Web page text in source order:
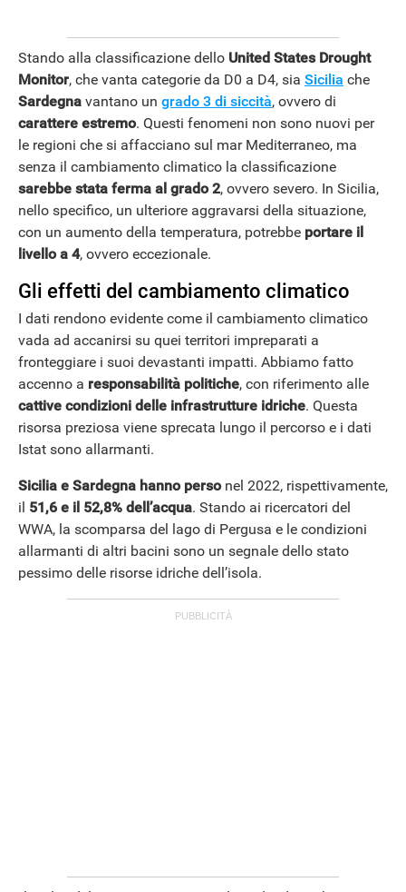
ANDROID
Stando alla classificazione dello United States Drought
Monitor, che vanta categorie da D0 a D4, sia Sicilia che
Sardegna vantano un grado 3 di siccità, ovvero di
carattere estremo. Questi fenomeni non sono nuovi per
le regioni che si affacciano sul mar Mediterraneo, ma
senza il cambiamento climatico la classificazione
sarebbe stata ferma al grado 2, ovvero severo. In Sicilia,
nello specifico, un ulteriore aggravarsi della situazione,
con un aumento della temperatura, potrebbe portare il
livello a 4, ovvero eccezionale.
Gli effetti del cambiamento climatico
I dati rendono evidente come il cambiamento climatico
vada ad accanirsi su quei territori impreparati a
fronteggiare i suoi devastanti impatti. Abbiamo fatto
accenno a responsabilità politiche, con riferimento alle
cattive condizioni delle infrastrutture idriche. Questa
risorsa preziosa viene sprecata lungo il percorso e i dati
Istat sono allarmanti.
Sicilia e Sardegna hanno personel 2022, rispettivamente,
il 51,6 e il 52,8% dell’acqua. Stando ai ricercatori del
WWA, la scomparsa del lago di Pergusa e le condizioni
allarmanti di altri bacini sono un segnale dello stato
pessimo delle risorse idriche dell’isola.